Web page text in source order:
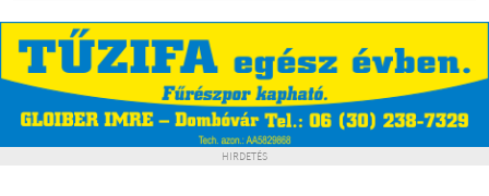
HIRDETÉS